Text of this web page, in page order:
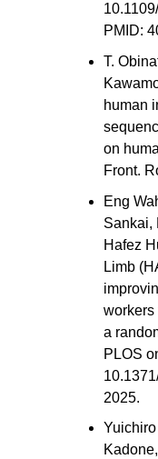
PMID:
T.
human
on
Front.
Eng
Sankai,
Hafez
Limb
workers
a
PLOS
2025.